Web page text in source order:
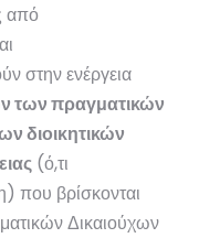
από
στην ενέργεια
των πραγματικών
διοικητικών
(ό,τι
που βρίσκονται
Δικαιούχων